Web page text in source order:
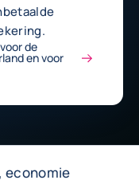
de
en voor
economie